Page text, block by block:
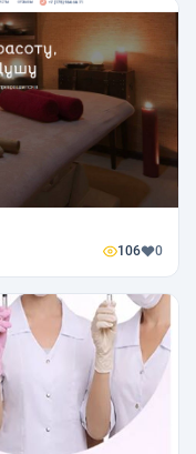
106 0